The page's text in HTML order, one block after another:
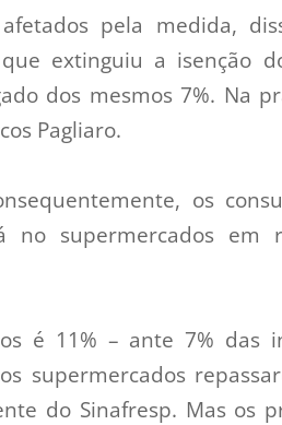
pela medida,
extinguiu a isenção
dos mesmos 7%. Na
Pagliaro.
os
no supermercados em
é 11% – ante 7% das
supermercados
do Sinafresp. Mas os